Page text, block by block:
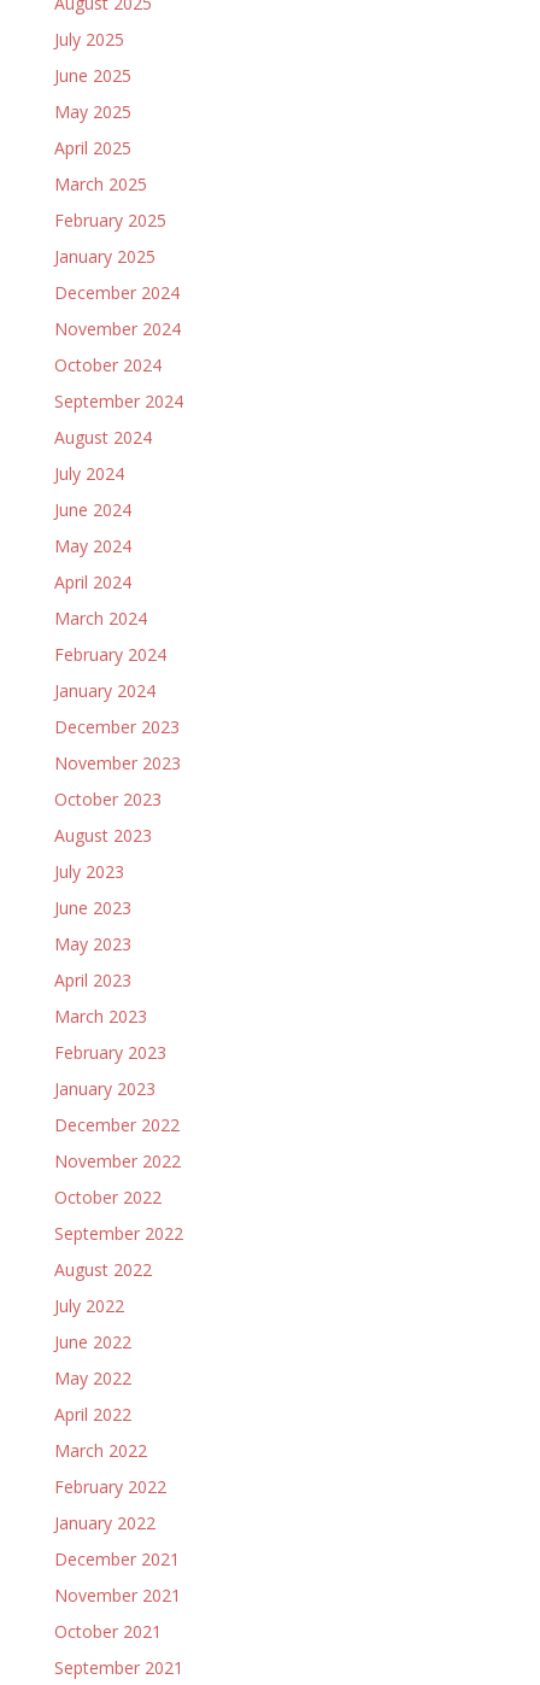
July 2025
June 2025
May 2025
April 2025
March 2025
February 2025
January 2025
December 2024
November 2024
October 2024
September 2024
August 2024
July 2024
June 2024
May 2024
April 2024
March 2024
February 2024
January 2024
December 2023
November 2023
October 2023
August 2023
July 2023
June 2023
May 2023
April 2023
March 2023
February 2023
January 2023
December 2022
November 2022
October 2022
September 2022
August 2022
July 2022
June 2022
May 2022
April 2022
March 2022
February 2022
January 2022
December 2021
November 2021
October 2021
September 2021